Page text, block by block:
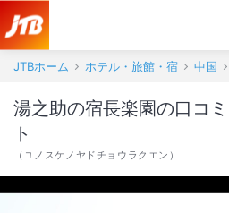
JTBホーム ホテル・旅館・宿 中国
湯之助の宿長楽園の口コ
ト
（ ユノスケノヤドチョウラクエン ）